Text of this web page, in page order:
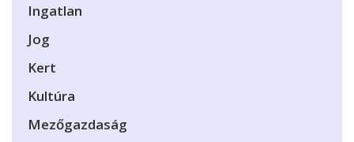
Ingatlan
Jog
Kert
Kultúra
Mezőgazdaság